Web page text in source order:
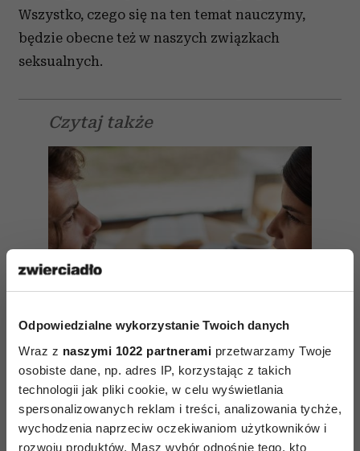
Odpowiedzialne wykorzystanie Twoich danych
Wraz z naszymi 1022 partnerami przetwarzamy Twoje
osobiste dane, np. adres IP, korzystając z takich
technologii jak pliki cookie, w celu wyświetlania
spersonalizowanych reklam i treści, analizowania tychże,
wychodzenia naprzeciw oczekiwaniom użytkowników i
rozwoju produktów. Masz wybór odnośnie tego, kto
Wszystko, czego się na ten temat nauczymy,
będzie obecne też w naszych związkach
seksualnych.
Czytaj także
Bliskość w związku – żeby ją
zbudować, trzeba się odsłonić